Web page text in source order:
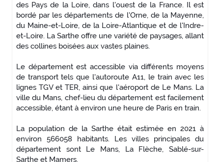
des Pays de la Loire, dans l'ouest de la France. Il est
bordé par les départements de l'Orne, de la Mayenne,
du Maine-et-Loire, de la Loire-Atlantique et de l'Indre-
et-Loire. La Sarthe offre une variété de paysages, allant
des collines boisées aux vastes plaines.
Le département est accessible via différents moyens
de transport tels que l'autoroute A11, le train avec les
lignes TGV et TER, ainsi que l'aéroport de Le Mans. La
ville du Mans, chef-lieu du département est facilement
accessible, étant à environ une heure de Paris en train.
La population de la Sarthe était estimée en 2021 à
environ 566058 habitants. Les villes principales du
département sont Le Mans, La Flèche, Sablé-sur-
Sarthe et Mamers.